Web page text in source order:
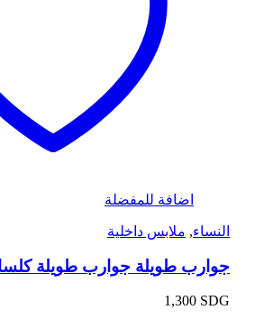
اضافة للمفضلة
النساء, ملابس داخلية
جوارب طويلة جوارب طويلة كلسات 4
1,300 SDG